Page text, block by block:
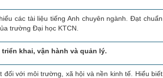
các tài liệu tiếng Anh chuyên ngành. Đạt chuẩn
trường Đại học KTCN.
khai, vận hành và quản lý.
với môi trường, xã hội và nền kinh tế. Hiểu biết